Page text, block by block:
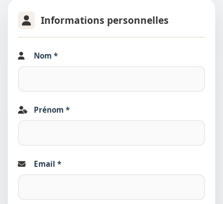
Informations personnelles
Nom *
Prénom *
Email *